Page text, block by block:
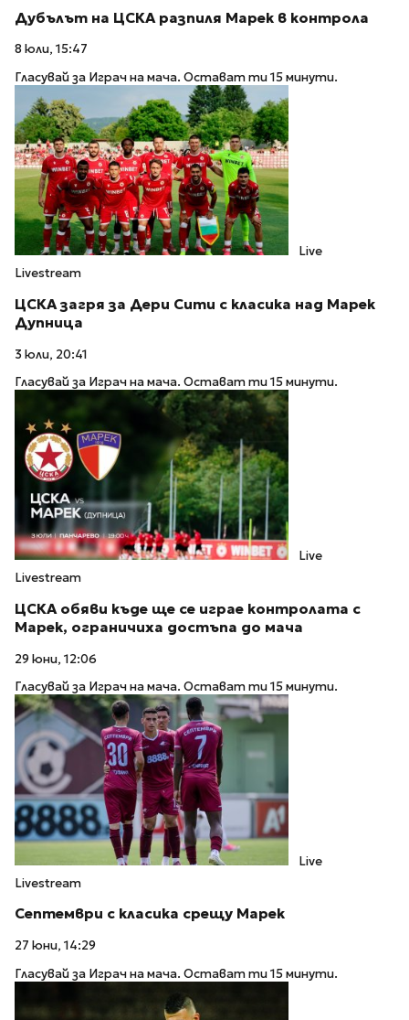
Дубълът на ЦСКА разпиля Марек в контрола
8 юли, 15:47
Гласувай за Играч на мача. Остават ти 15 минути.
Live
Livestream
ЦСКА загря за Дери Сити с класика над Марек
Дупница
3 юли, 20:41
Гласувай за Играч на мача. Остават ти 15 минути.
Live
Livestream
ЦСКА обяви къде ще се играе контролата с
Марек, ограничиха достъпа до мача
29 юни, 12:06
Гласувай за Играч на мача. Остават ти 15 минути.
Live
Livestream
Септември с класика срещу Марек
27 юни, 14:29
Гласувай за Играч на мача. Остават ти 15 минути.